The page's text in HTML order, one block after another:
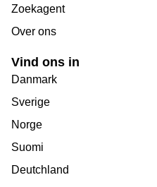
Zoekagent
Over ons
Vind ons in
Danmark
Sverige
Norge
Suomi
Deutchland